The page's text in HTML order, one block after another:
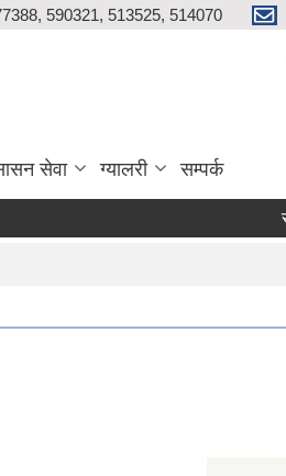
590321, 513525, 514070
सेवा ग्यालरी सम्पर्क